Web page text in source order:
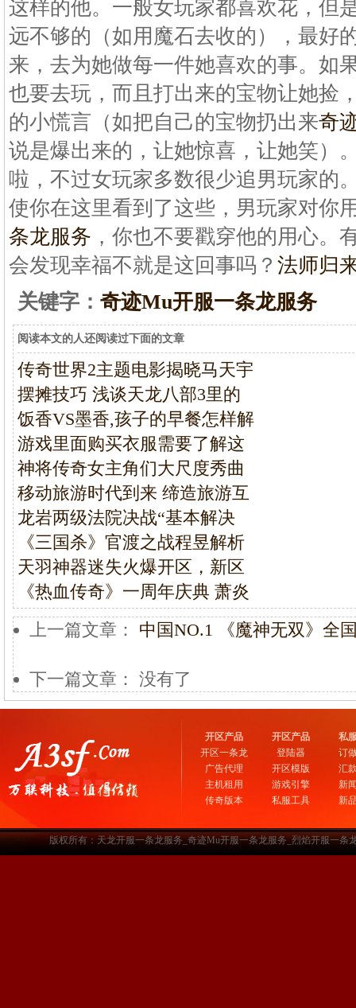
这样的他。一般女玩家都喜欢花，但
远不够的（如用魔石去收的），最好
来，去为她做每一件她喜欢的事。如
也要去玩，而且打出来的宝物让她捡
的小慌言（如把自己的宝物扔出来奇
说是爆出来的，让她惊喜，让她笑）
啦，不过女玩家多数很少追男玩家的
使你在这里看到了这些，男玩家对你
条龙服务 ，你也不要戳穿他的用心。
会发现幸福不就是这回事吗？ 法师归
关键字： 奇迹Mu开服一条龙服务
阅读本文的人还阅读过下面的文章
传奇世界2主题电影揭晓马天宇
摆摊技巧 浅谈天龙八部3里的
饭香VS墨香,孩子的早餐怎样解
游戏里面购买衣服需要了解这
神将传奇女主角们大尺度秀曲
移动旅游时代到来 缔造旅游互
龙岩两级法院决战“基本解决
《三国杀》官渡之战程昱解析
天羽神器迷失火爆开区，新区
《热血传奇》一周年庆典 萧炎
上一篇文章： 中国NO.1 《魔神无双》全
下一篇文章： 没有了
开区产品
开区一条龙
广告代理
主机租用
传奇版本
开区产品
登陆器
开区模版
游戏引擎
私服工具
私
订
汇
新
新
版权所有：天龙开服一条龙服务_奇迹Mu开服一条龙服务_烈焰开服一条